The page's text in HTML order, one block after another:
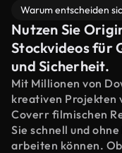
Warum entscheiden
Nutzen Sie
Stockvideos für
und Sicherheit.
Mit Millionen von
kreativen Projekten
Coverr filmischen
Sie schnell und
arbeiten können.